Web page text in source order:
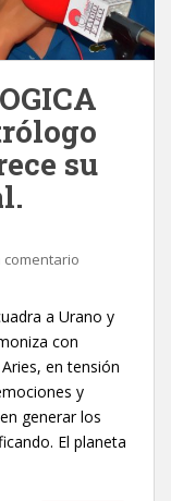
su
comentario
a Urano y
con
en tensión
y
generar los
El planeta